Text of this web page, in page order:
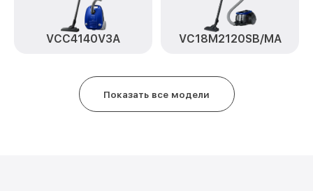
VCC4140V3A VC18M2120SB/MA
Показать все модели